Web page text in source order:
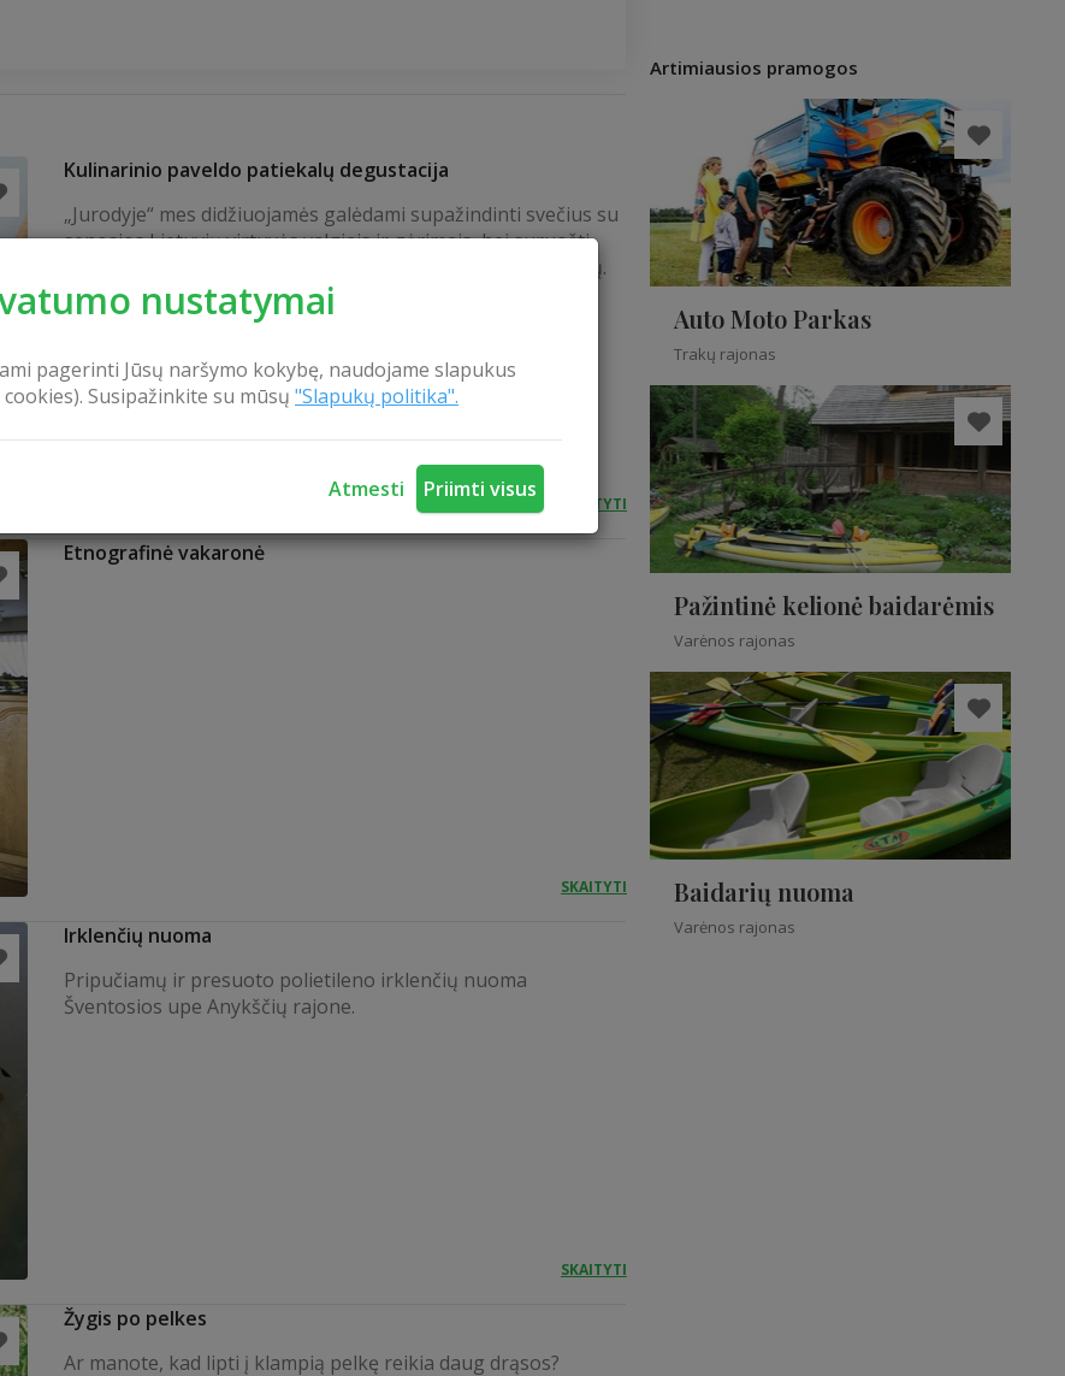
nustatymai
pagerinti Jūsų naršymo kokybę, naudojame slapukus
cookies). Susipažinkite su mūsų "Slapukų politika".
Atmesti Priimti visus
Kulinarinio paveldo patiekalų degustacija
„Jurodyje“ mes didžiuojamės galėdami supažindinti svečius su
senosios Lietuvių virtuvės valgiais ir gėrimais, bei suruošti
tokią vakarienę, kokią valgė lietuviai prieš kelis šimtus metų.
Mūsų protėviai buvo žemdirbiai ir gyvulių augintojai, todėl
pagrindinį jų maistą sudarė tai, kas gyvena ir auga mūsų
mėsą – tiek užaugintą, tiek sumedžiotą. Didelę dalį raciono
sudarė pieno ir grūdų...
SKAITYTI
Etnografinė vakaronė
SKAITYTI
Irklenčių nuoma
Pripučiamų ir presuoto polietileno irklenčių nuoma
Šventosios upe Anykščių rajone.
SKAITYTI
Žygis po pelkes
Ar manote, kad lipti į klampią pelkę reikia daug drąsos?
Artimiausios pramogos
Auto Moto Parkas
Trakų rajonas
Pažintinė kelionė baidarėmis
Varėnos rajonas
Baidarių nuoma
Varėnos rajonas